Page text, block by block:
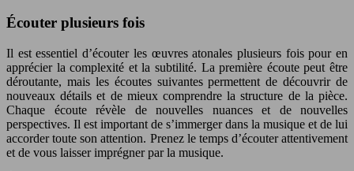
Écouter plusieurs fois
Il est essentiel d’écouter les œuvres atonales plusieurs fois pour en
apprécier la complexité et la subtilité. La première écoute peut être
déroutante, mais les écoutes suivantes permettent de découvrir de
nouveaux détails et de mieux comprendre la structure de la pièce.
Chaque écoute révèle de nouvelles nuances et de nouvelles
perspectives. Il est important de s’immerger dans la musique et de lui
accorder toute son attention. Prenez le temps d’écouter attentivement
et de vous laisser imprégner par la musique.